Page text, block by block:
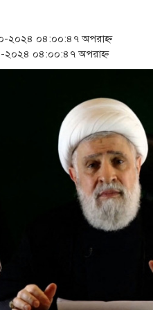
০৪:০০:৪৭ অপরাহ্ন
০৪:০০:৪৭ অপরাহ্ন